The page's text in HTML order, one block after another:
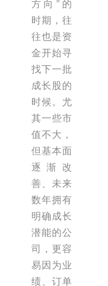
方向"的
时期，往
往也是资
金开始寻
找下一批
成长股的
时候。尤
其一些市
值不大，
但基本面
逐渐改
善、未来
数年拥有
明确成长
潜能的公
司，更容
易因为业
绩、订单